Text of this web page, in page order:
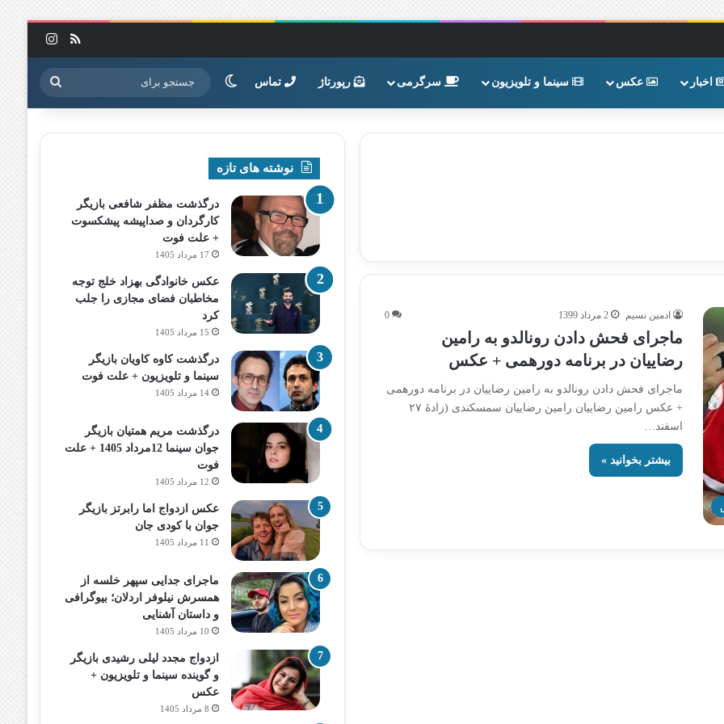
خوراک
اخبار عکس سینما و تلویزیون سرگرمی رپورتاژ تماس تغییر پوسته جستجو
برای
ادمین نسیم 2 مرداد 1399 0
ماجرای فحش دادن رونالدو به رامین
رضاییان در برنامه دورهمی + عکس
ماجرای فحش دادن رونالدو به رامین رضاییان در برنامه دورهمی
+ عکس رامین رضاییان رامین رضاییان سمسکندی (زادهٔ ۲۷
اسفند…
بیشتر بخوانید »
نوشته های تازه
درگذشت مظفر شافعی بازیگر
کارگردان و صداپیشه پیشکسوت
+ علت فوت
17 مرداد 1405
عکس خانوادگی بهزاد خلج توجه
مخاطبان فضای مجازی را جلب
کرد
15 مرداد 1405
درگذشت کاوه کاویان بازیگر
سینما و تلویزیون + علت فوت
14 مرداد 1405
درگذشت مریم همتیان بازیگر
جوان سینما 12مرداد 1405 + علت
فوت
12 مرداد 1405
عکس ازدواج اما رابرتز بازیگر
جوان با کودی جان
11 مرداد 1405
ماجرای جدایی سپهر خلسه از
همسرش نیلوفر اردلان؛ بیوگرافی
و داستان آشنایی
10 مرداد 1405
ازدواج مجدد لیلی رشیدی بازیگر
و گوینده سینما و تلویزیون +
عکس
8 مرداد 1405